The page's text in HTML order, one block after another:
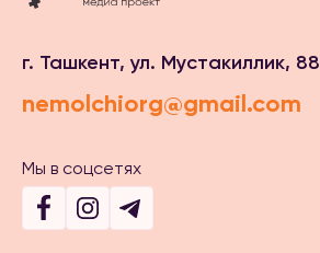
г. Ташкент, ул. Мустакиллик, 88
nemolchiorg@gmail.com
Мы в соцсетях